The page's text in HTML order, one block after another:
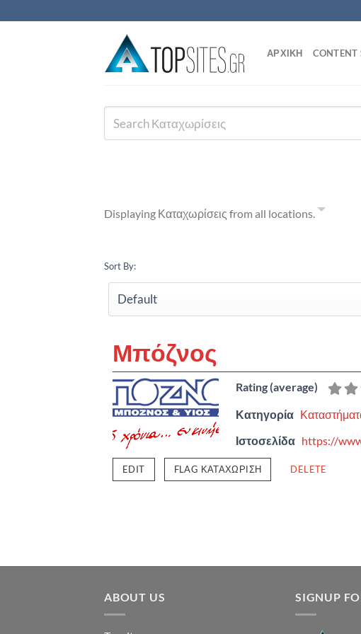
στο
ΑΡΧΙΚΗ CONTENT
Displaying Καταχωρίσεις from all locations.
Sort By:
Μπόζνος
Rating (average)
Κατηγορία
Ιστοσελίδα https://
EDIT FLAG ΚΑΤΑΧΏΡΙΣΗ DELETE
ABOUT US SIGNUP